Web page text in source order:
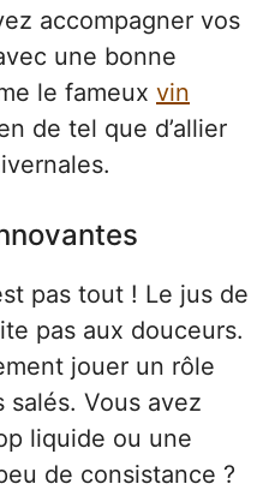
accompagner vos
une bonne
le fameux vin
de tel que d’allier
pas tout ! Le jus de
pas aux douceurs.
jouer un rôle
salés. Vous avez
liquide ou une
de consistance ?